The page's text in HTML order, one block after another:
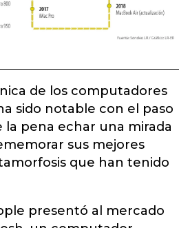
de los computadores
sido notable con el paso
la pena echar una mirada
sus mejores
que han tenido
presentó al mercado